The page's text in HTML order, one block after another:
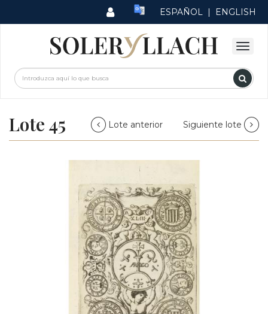
ESPAÑOL | ENGLISH
Lote 45 Lote anterior Siguiente lote